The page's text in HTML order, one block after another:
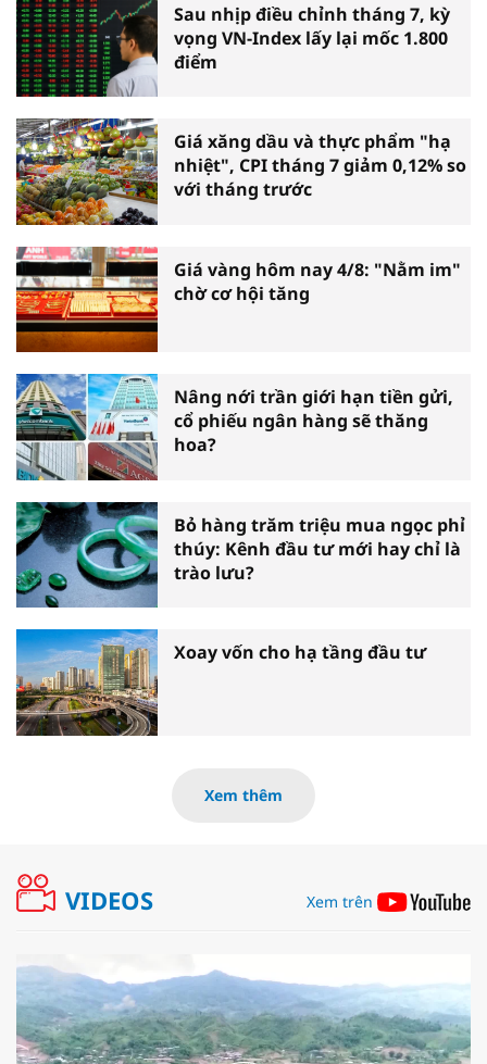
Sau nhịp điều chỉnh tháng 7, kỳ
vọng VN-Index lấy lại mốc 1.800
điểm
Giá xăng dầu và thực phẩm "hạ
nhiệt", CPI tháng 7 giảm 0,12% so
với tháng trước
Giá vàng hôm nay 4/8: "Nằm im"
chờ cơ hội tăng
Nâng nới trần giới hạn tiền gửi,
cổ phiếu ngân hàng sẽ thăng
hoa?
Bỏ hàng trăm triệu mua ngọc phỉ
thúy: Kênh đầu tư mới hay chỉ là
trào lưu?
Xoay vốn cho hạ tầng đầu tư
Xem thêm
VIDEOS Xem trên